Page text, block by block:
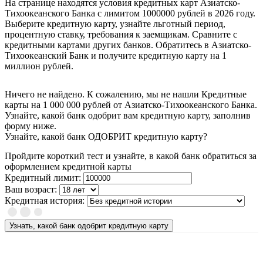
На странице находятся условия кредитных карт Азиатско-
Тихоокеанского Банка с лимитом 1000000 рублей в 2026 году.
Выберите кредитную карту, узнайте льготный период,
процентную ставку, требования к заемщикам. Сравните с
кредитными картами других банков. Обратитесь в Азиатско-
Тихоокеанский Банк и получите кредитную карту на 1
миллион рублей.
Ничего не найдено. К сожалению, мы не нашли Кредитные
карты на 1 000 000 рублей от Азиатско-Тихоокеанского Банка.
Узнайте, какой банк одобрит вам кредитную карту, заполнив
форму ниже.
Узнайте, какой банк ОДОБРИТ кредитную карту?
Пройдите короткий тест и узнайте, в какой банк обратиться за
оформлением кредитной карты
Кредитный лимит:
Ваш возраст:
Кредитная история:
Узнать, какой банк одобрит кредитную карту